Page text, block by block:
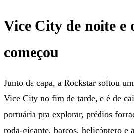
Vice City de noite e
começou
Junto da capa, a Rockstar soltou
Vice City no fim de tarde, e é de
portuária pra explorar, prédios
roda-gigante, barcos, helicóptero e